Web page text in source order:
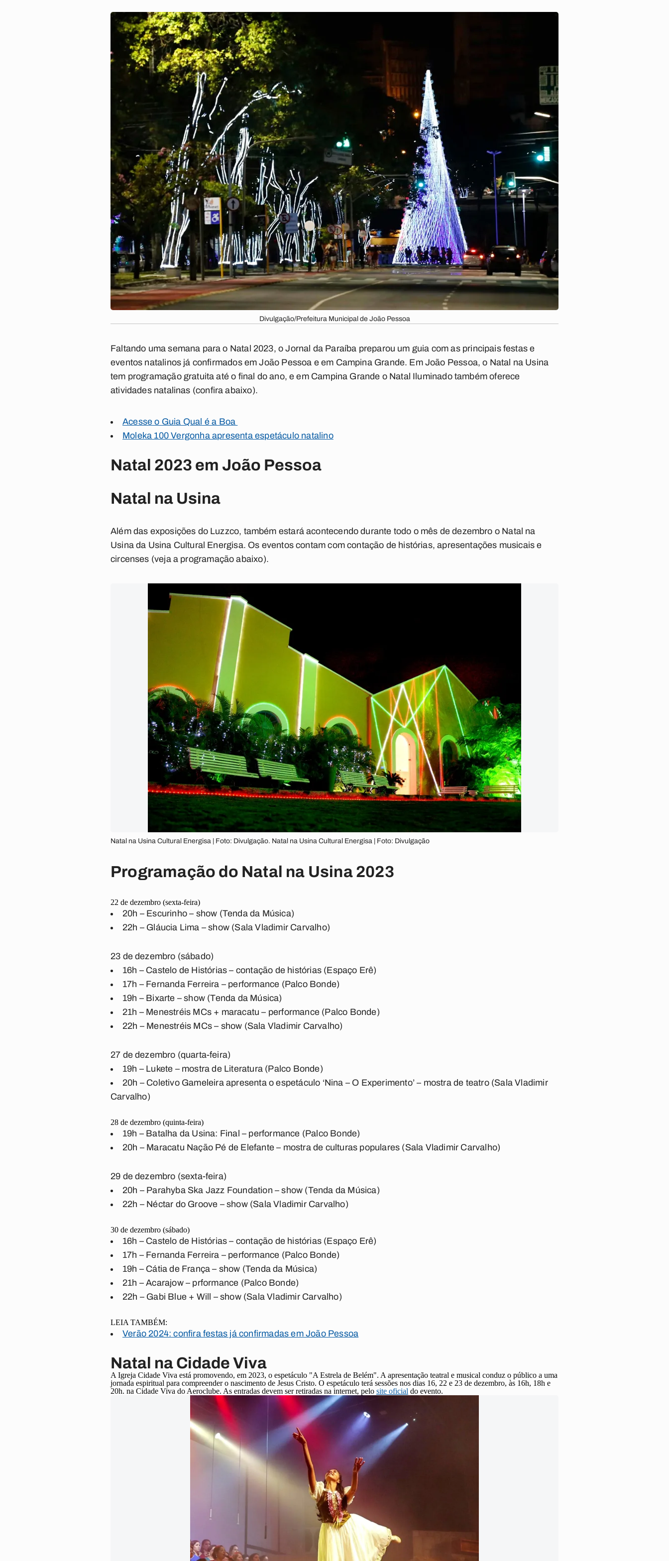
Divulgação/Prefeitura Municipal de João Pessoa
Faltando uma semana para o Natal 2023, o Jornal da Paraíba preparou um guia com as principais festas e
eventos natalinos já confirmados em João Pessoa e em Campina Grande. Em João Pessoa, o Natal na Usina
tem programação gratuita até o final do ano, e em Campina Grande o Natal Iluminado também oferece
atividades natalinas (confira abaixo).
Acesse o Guia Qual é a Boa
Moleka 100 Vergonha apresenta espetáculo natalino
Natal 2023 em João Pessoa
Natal na Usina
Além das exposições do Luzzco, também estará acontecendo durante todo o mês de dezembro o Natal na
Usina da Usina Cultural Energisa. Os eventos contam com contação de histórias, apresentações musicais e
circenses (veja a programação abaixo).
Natal na Usina Cultural Energisa | Foto: Divulgação. Natal na Usina Cultural Energisa | Foto: Divulgação
Programação do Natal na Usina 2023
22 de dezembro (sexta-feira)
20h – Escurinho – show (Tenda da Música)
22h – Gláucia Lima – show (Sala Vladimir Carvalho)
23 de dezembro (sábado)
16h – Castelo de Histórias – contação de histórias (Espaço Erê)
17h – Fernanda Ferreira – performance (Palco Bonde)
19h – Bixarte – show (Tenda da Música)
21h – Menestréis MCs + maracatu – performance (Palco Bonde)
22h – Menestréis MCs – show (Sala Vladimir Carvalho)
27 de dezembro (quarta-feira)
19h – Lukete – mostra de Literatura (Palco Bonde)
20h – Coletivo Gameleira apresenta o espetáculo ‘Nina – O Experimento’ – mostra de teatro (Sala Vladimir
Carvalho)
28 de dezembro (quinta-feira)
19h – Batalha da Usina: Final – performance (Palco Bonde)
20h – Maracatu Nação Pé de Elefante – mostra de culturas populares (Sala Vladimir Carvalho)
29 de dezembro (sexta-feira)
20h – Parahyba Ska Jazz Foundation – show (Tenda da Música)
22h – Néctar do Groove – show (Sala Vladimir Carvalho)
30 de dezembro (sábado)
16h – Castelo de Histórias – contação de histórias (Espaço Erê)
17h – Fernanda Ferreira – performance (Palco Bonde)
19h – Cátia de França – show (Tenda da Música)
21h – Acarajow – prformance (Palco Bonde)
22h – Gabi Blue + Will – show (Sala Vladimir Carvalho)
LEIA TAMBÉM:
Verão 2024: confira festas já confirmadas em João Pessoa
Natal na Cidade Viva
A Igreja Cidade Viva está promovendo, em 2023, o espetáculo "A Estrela de Belém". A apresentação teatral e musical conduz o público a uma
jornada espiritual para compreender o nascimento de Jesus Cristo. O espetáculo terá sessões nos dias 16, 22 e 23 de dezembro, às 16h, 18h e
20h. na Cidade Viva do Aeroclube. As entradas devem ser retiradas na internet, pelo site oficial do evento.